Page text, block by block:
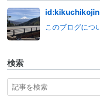
id:kikuchikojin
このブログにつ
検索